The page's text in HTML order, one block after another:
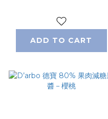
ADD TO CART